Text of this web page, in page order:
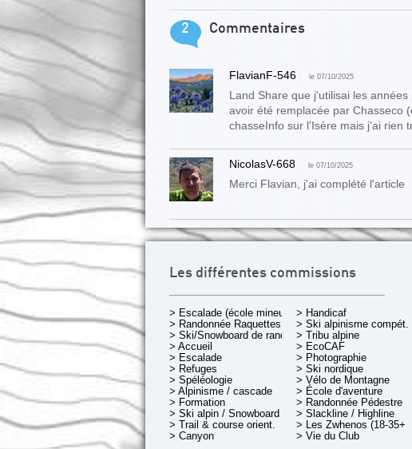
2 Commentaires
FlavianF-546 le 07/10/2025
Land Share que j'utilisai les
avoir été remplacée par Chasseco
chasseInfo sur l'Isère mais j'ai rien
NicolasV-668 le 07/10/2025
Merci Flavian, j'ai complété l'article
Les différentes commissions
> Escalade (école mineurs)
> Randonnée Raquettes
> Ski/Snowboard de rando.
> Accueil
> Escalade
> Refuges
> Spéléologie
> Alpinisme / cascade
> Formation
> Ski alpin / Snowboard
> Trail & course orient.
> Canyon
> Handicaf
> Ski alpinisme compét.
> Tribu alpine
> EcoCAF
> Photographie
> Ski nordique
> Vélo de Montagne
> École d'aventure
> Randonnée Pédestre
> Slackline / Highline
> Les Zwhenos (18-35+
> Vie du Club